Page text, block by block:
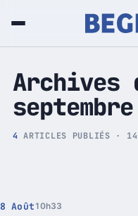
Archives
4 ARTICLES PUBLIÉS · 14
8 Août 10h33